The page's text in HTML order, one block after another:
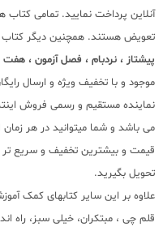
آنلاین پرداخت نمایید. تمامی
تعویض هستند. همچنین دیگر کتاب
پیشتاز ، نردبام ، فصل آزمون ،
موجود و با تخفیف ویژه و ارسال
نماینده مستقیم و رسمی فروش
می باشد و شما میتوانید در هر زمان
قیمت و بیشترین تخفیف و سریع تر
تحویل بگیرید.
علاوه بر این سایر کتابهای کمک
قلم چی ، مبتکران، خیلی سبز، راه